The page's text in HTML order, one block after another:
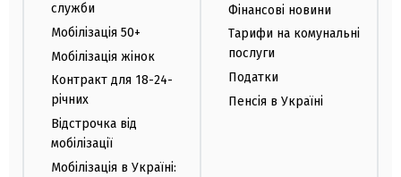
служби
Мобілізація 50+
Мобілізація жінок
Контракт для 18-24-
річних
Відстрочка від
мобілізації
Мобілізація в Україні:
Фінансові новини
Тарифи на комунальні
послуги
Податки
Пенсія в Україні